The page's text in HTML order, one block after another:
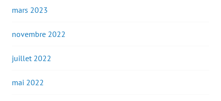
mars 2023
novembre 2022
juillet 2022
mai 2022